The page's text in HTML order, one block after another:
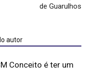
de Guarulhos
autor
Conceito é ter um